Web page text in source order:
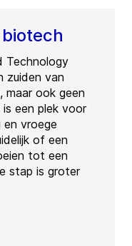
Technology
zuiden van
maar ook geen
een plek voor
en vroege
of een
tot een
stap is groter